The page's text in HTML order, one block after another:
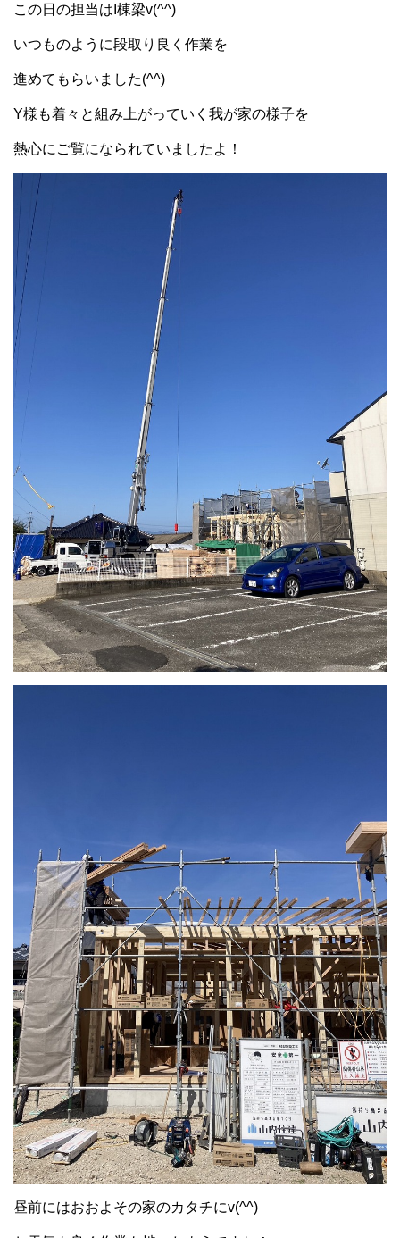
この日の担当はI棟梁v(^^)
いつものように段取り良く作業を
進めてもらいました(^^)
Y様も着々と組み上がっていく我が家の様子を
熱心にご覧になられていましたよ！
昼前にはおおよその家のカタチにv(^^)